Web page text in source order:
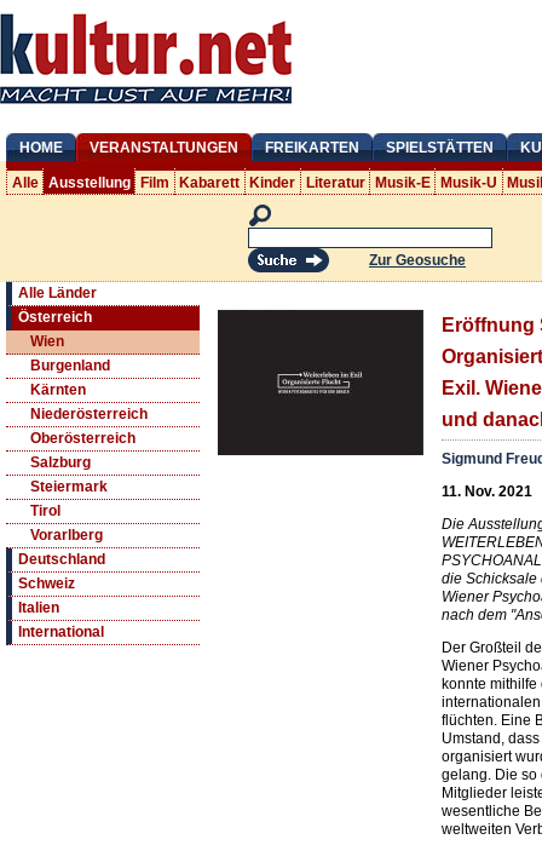
HOME VERANSTALTUNGEN FREIKARTEN SPIELSTÄTTEN
Alle Ausstellung Film Kabarett Kinder Literatur Musik-E Musik-U
Zur Geosuche
Alle Länder
Österreich
Wien
Burgenland
Kärnten
Niederösterreich
Oberösterreich
Salzburg
Steiermark
Tirol
Vorarlberg
Deutschland
Schweiz
Italien
International
Eröffnung
Exil.
und
Sigmund
11. Nov. 2021
Die
die Schicksale
Wiener
nach dem
Der Großteil
Wiener
konnte
flüchten. Eine
Umstand,
organisiert
gelang. Die so
Mitglieder
wesentliche
weltweiten